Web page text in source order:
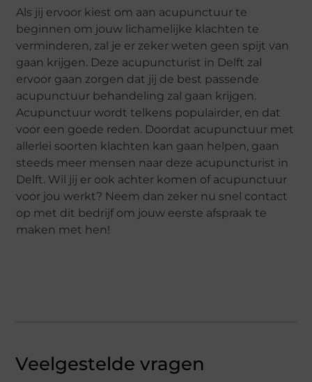
Als jij ervoor kiest om aan acupunctuur te
beginnen om jouw lichamelijke klachten te
verminderen, zal je er zeker weten geen spijt van
gaan krijgen. Deze acupuncturist in Delft zal
ervoor gaan zorgen dat jij de best passende
acupunctuur behandeling zal gaan krijgen.
Acupunctuur wordt telkens populairder, en dat
voor een goede reden. Doordat acupunctuur met
allerlei soorten klachten kan gaan helpen, gaan
steeds meer mensen naar deze acupuncturist in
Delft. Wil jij er ook achter komen of acupunctuur
voor jou werkt? Neem dan zeker nu snel contact
op met dit bedrijf om jouw eerste afspraak te
maken met hen!
Veelgestelde vragen